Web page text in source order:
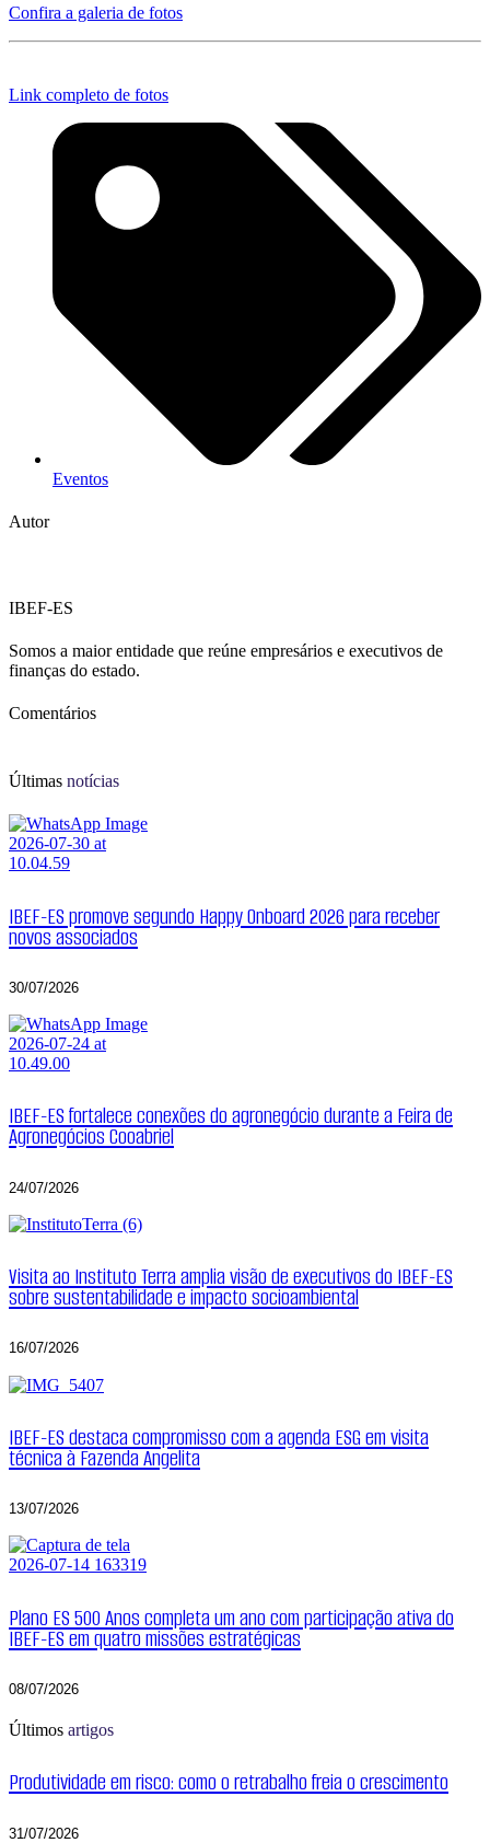
Confira a galeria de fotos
Link completo de fotos
Eventos
Autor
IBEF-ES
Somos a maior entidade que reúne empresários e executivos de
finanças do estado.
Comentários
Últimas notícias
IBEF-ES promove segundo Happy Onboard 2026 para receber
novos associados
30/07/2026
IBEF-ES fortalece conexões do agronegócio durante a Feira de
Agronegócios Cooabriel
24/07/2026
Visita ao Instituto Terra amplia visão de executivos do IBEF-ES
sobre sustentabilidade e impacto socioambiental
16/07/2026
IBEF-ES destaca compromisso com a agenda ESG em visita
técnica à Fazenda Angelita
13/07/2026
Plano ES 500 Anos completa um ano com participação ativa do
IBEF-ES em quatro missões estratégicas
08/07/2026
Últimos artigos
Produtividade em risco: como o retrabalho freia o crescimento
31/07/2026